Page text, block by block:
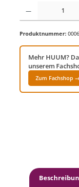
Produkt Anzahl: Gib
Produktnummer:
Mehr HUUM?
unserem
Zum Fachshop →